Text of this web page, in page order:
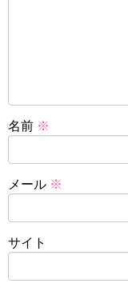
名前 ※
メール ※
サイト